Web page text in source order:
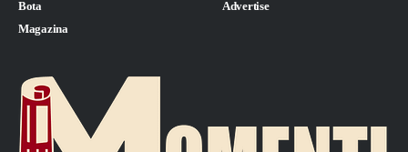
Bota
Magazina
Advertise